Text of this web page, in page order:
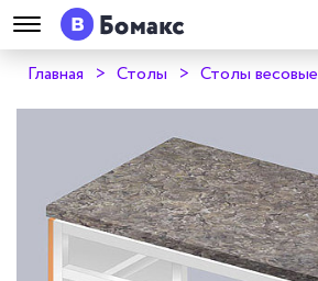
Главная Столы Столы весовые